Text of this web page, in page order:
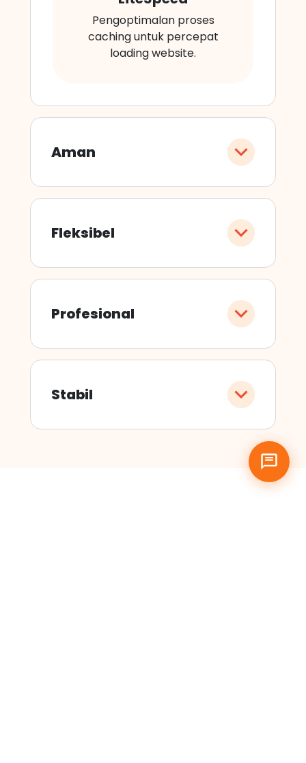
Pengoptimalan proses
caching untuk percepat
loading website.
Aman
Fleksibel
Profesional
Stabil